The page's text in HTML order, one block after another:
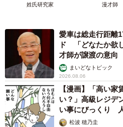
姓氏研究家 漫才師
愛車は総走行距離
ド 「どなたか欲
才師が譲渡の意向
まいどなトピック
2026.08.06
【漫画】「高い
い？」高級レジデ
い事にびっくり
松波 穂乃圭